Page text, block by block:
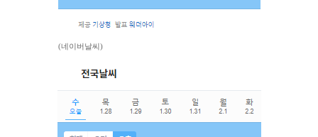
(네이버날씨)